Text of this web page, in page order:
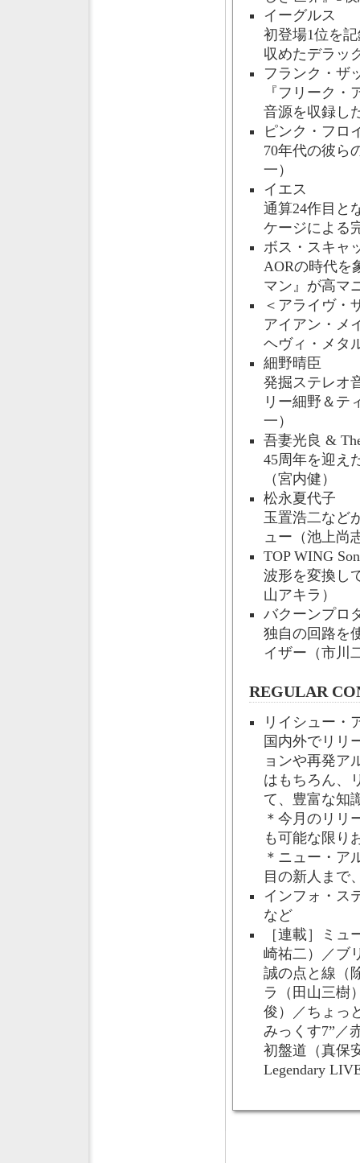
イーグルス
初登場1位を
収めたデラッ
フランク・ザ
『フリーク
音源を収録し
ピンク・フロ
70年代の彼ら
一）
イエス
通算24作目と
ケージによる
ボス・スキャ
AORの時代を
マン』が高マ
＜アライヴ・
アイアン・メ
ヘヴィ・メタ
細野晴臣
発掘ステレオ
リー細野＆テ
一）
吾妻光良 &
45周年を迎え
（宮内健）
松永夏代子
玉置浩二など
ュー（池上尚
TOP WING
波形を変換し
山アキラ）
バクーンプロ
独自の回路を
イザー（市川
REGULAR
リイシュー・
国内外でリリ
ョンや再発ア
はもちろん、
て、豊富な知
＊今月のリリ
も可能な限り
＊ニュー・ア
目の新人まで
インフォ・ス
など
［連載］ミ
崎祐二）／ブ
誠の点と線（
ラ（田山三樹
俊）／ちょっ
みっくす7”／
初盤道（真保
Legendary